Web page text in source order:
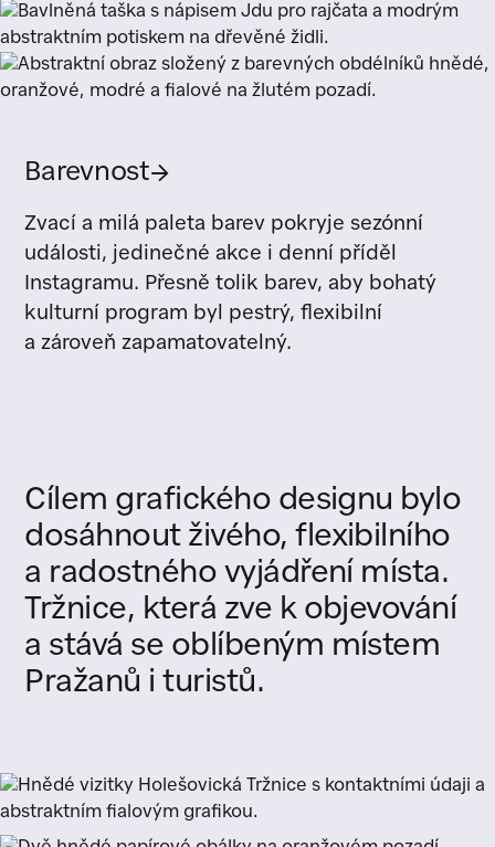
Barevnost→
Zvací a milá paleta barev pokryje sezónní
události, jedinečné akce i denní příděl
Instagramu. Přesně tolik barev, aby bohatý
kulturní program byl pestrý, flexibilní
a zároveň zapamatovatelný.
Cílem grafického designu bylo
dosáhnout živého, flexibilního
a radostného vyjádření místa.
Tržnice, která zve k objevování
a stává se oblíbeným místem
Pražanů i turistů.